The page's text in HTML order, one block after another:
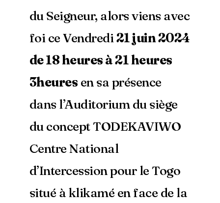
du Seigneur, alors viens avec
foi ce Vendredi21 juin 2024
de 18 heures à 21 heures
3heures en sa présence
dans l’Auditorium du siège
du concept TODEKAVIWO
Centre National
d’Intercession pour le Togo
situé à klikamé en face de la